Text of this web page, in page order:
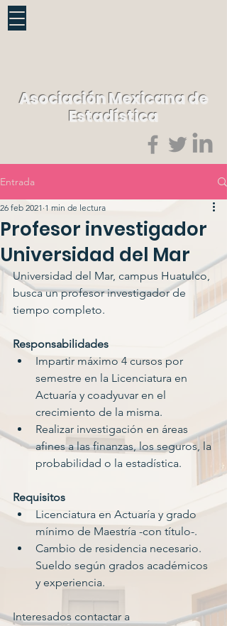
Asociación Mexicana de
Estadística
Entrada
Profesor investigador
Universidad del Mar
26 feb 2021 1 min de lectura
Universidad del Mar, campus Huatulco,
busca un profesor investigador de
tiempo completo.
Responsabilidades
Impartir máximo 4 cursos por
semestre en la Licenciatura en
Actuaría y coadyuvar en el
crecimiento de la misma.
Realizar investigación en áreas
afines a las finanzas, los seguros, la
probabilidad o la estadística.
Requisitos
Licenciatura en Actuaría y grado
mínimo de Maestría -con título-.
Cambio de residencia necesario.
Sueldo según grados académicos
y experiencia.
Interesados contactar a